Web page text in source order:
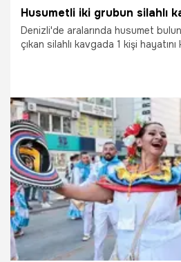
Denizli'de aralarında husumet
çıkan silahlı kavgada 1 kişi
30.06.2026 Denizli